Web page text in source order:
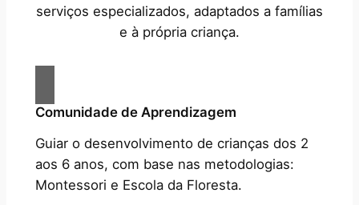
serviços especializados, adaptados a famílias
e à própria criança.
Comunidade de Aprendizagem
Guiar o desenvolvimento de crianças dos 2
aos 6 anos, com base nas metodologias:
Montessori e Escola da Floresta.